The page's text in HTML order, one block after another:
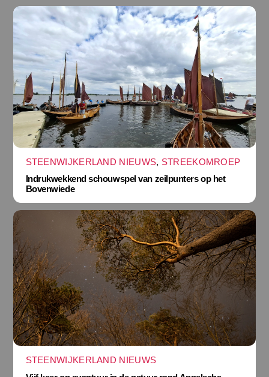
STEENWIJKERLAND NIEUWS, STREEKOMROEP
Indrukwekkend schouwspel van zeilpunters op het
Bovenwiede
STEENWIJKERLAND NIEUWS